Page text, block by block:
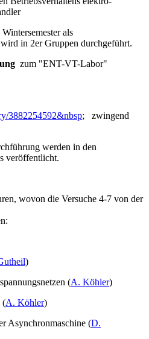
als
in 2er Gruppen durchgeführt.
zum "ENT-VT-Labor"
3882254592&nbsp; zwingend
werden in den
veröffentlicht.
wovon die Versuche 4-7 von der
)
(A. Köhler)
(A. Köhler)
Asynchronmaschine (D.